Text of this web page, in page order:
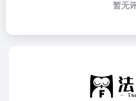
暂无